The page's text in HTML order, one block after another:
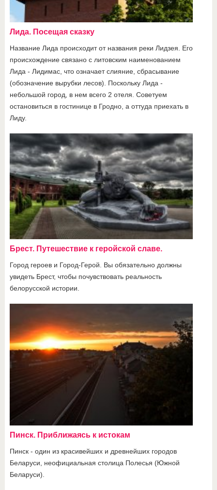
Лида. Посещая сказку
Название Лида происходит от названия реки Лидзея. Его
происхождение связано с литовским наименованием
Лида - Лидимас, что означает слияние, сбрасывание
(обозначение вырубки лесов). Поскольку Лида -
небольшой город, в нем всего 2 отеля. Советуем
остановиться в гостинице в Гродно, а оттуда приехать в
Лиду.
Брест. Путешествие к геройской славе.
Город героев и Город-Герой. Вы обязательно должны
увидеть Брест, чтобы почувствовать реальность
белорусской истории.
Пинск. Приближаясь к истокам
Пинск - один из красивейших и древнейших городов
Беларуси, неофициальная столица Полесья (Южной
Беларуси).